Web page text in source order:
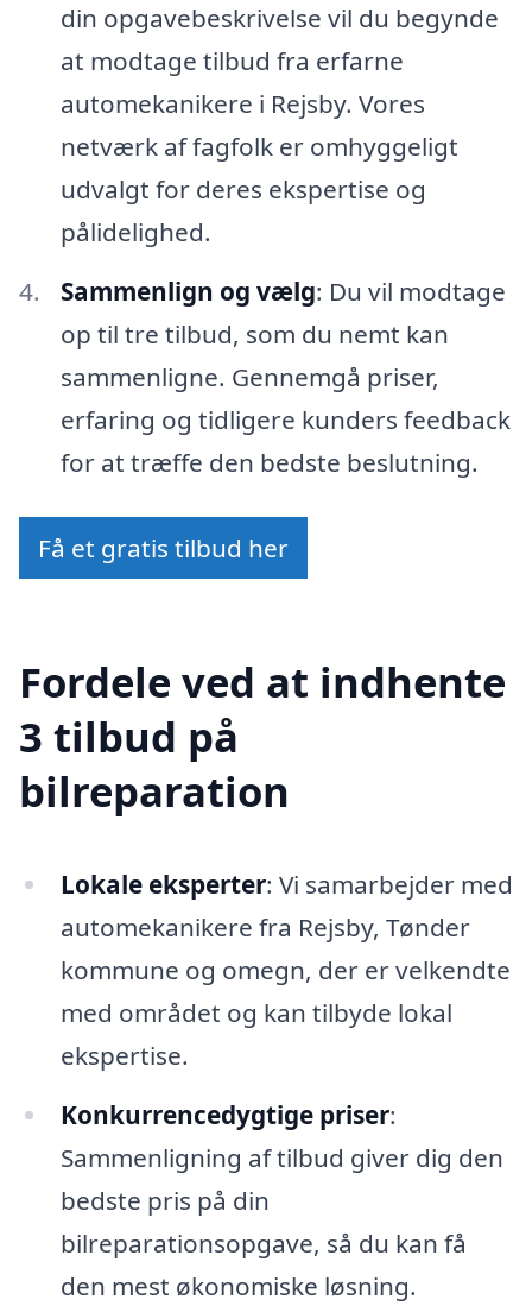
din opgavebeskrivelse vil du begynde
at modtage tilbud fra erfarne
automekanikere i Rejsby. Vores
netværk af fagfolk er omhyggeligt
udvalgt for deres ekspertise og
pålidelighed.
Sammenlign og vælg: Du vil modtage
op til tre tilbud, som du nemt kan
sammenligne. Gennemgå priser,
erfaring og tidligere kunders feedback
for at træffe den bedste beslutning.
Få et gratis tilbud her
Fordele ved at indhente
3 tilbud på
bilreparation
Lokale eksperter: Vi samarbejder med
automekanikere fra Rejsby, Tønder
kommune og omegn, der er velkendte
med området og kan tilbyde lokal
ekspertise.
Konkurrencedygtige priser:
Sammenligning af tilbud giver dig den
bedste pris på din
bilreparationsopgave, så du kan få
den mest økonomiske løsning.